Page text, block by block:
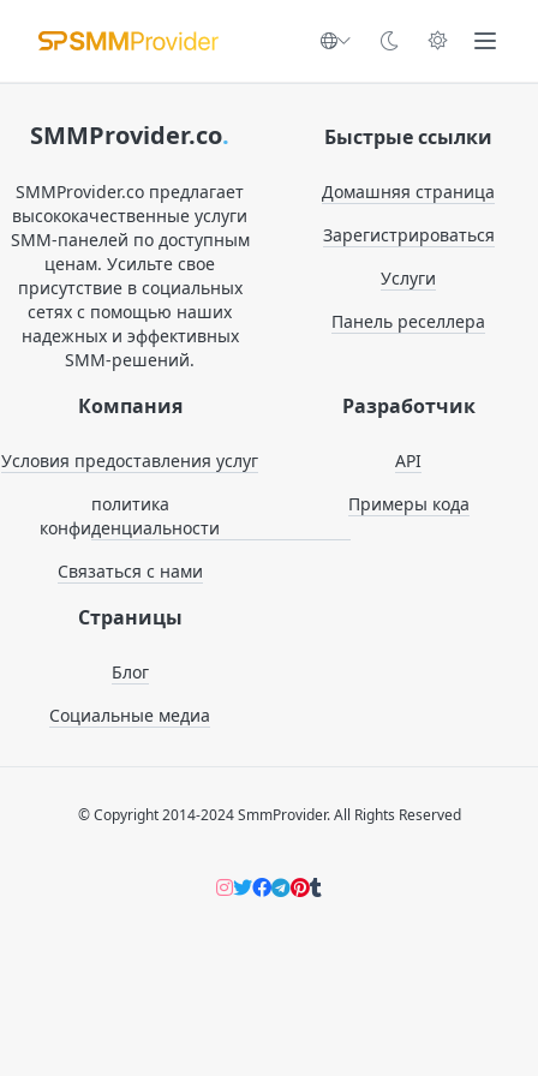
SMMProvider.co.
SMMProvider.co предлагает
высококачественные услуги
SMM-панелей по доступным
ценам. Усильте свое
присутствие в социальных
сетях с помощью наших
надежных и эффективных
SMM-решений.
Быстрые ссылки
Домашняя страница
Зарегистрироваться
Услуги
Панель реселлера
Компания
Условия предоставления услуг
политика
конфиденциальности
Связаться с нами
Разработчик
API
Примеры кода
Страницы
Блог
Социальные медиа
© Copyright 2014-2024 SmmProvider. All Rights Reserved
Instagram
Twitter
Facebook
Telegram
Pinterers
Tumblr